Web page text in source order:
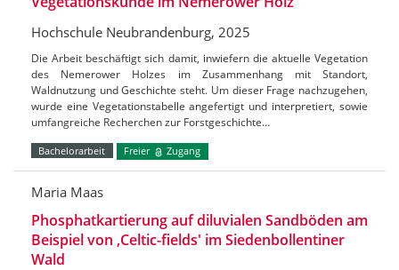
Hochschule Neubrandenburg, 2025
Die Arbeit beschäftigt sich damit, inwiefern die aktuelle Vegetation
des Nemerower Holzes im Zusammenhang mit Standort,
Waldnutzung und Geschichte steht. Um dieser Frage nachzugehen,
wurde eine Vegetationstabelle angefertigt und interpretiert, sowie
umfangreiche Recherchen zur Forstgeschichte…
Bachelorarbeit Freier Zugang
Maria Maas
Phosphatkartierung auf diluvialen Sandböden am
Beispiel von ‚Celtic-fields' im Siedenbollentiner
Wald